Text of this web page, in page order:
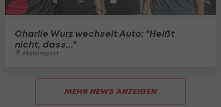
Charlie Wurz wechselt Auto: "Heißt
nicht, dass..."
Motorsport
MEHR NEWS ANZEIGEN